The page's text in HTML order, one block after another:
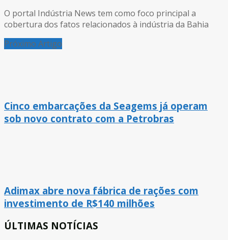
O portal Indústria News tem como foco principal a
cobertura dos fatos relacionados à indústria da Bahia
Próximo Artigo
Cinco embarcações da Seagems já operam
sob novo contrato com a Petrobras
Adimax abre nova fábrica de rações com
investimento de R$140 milhões
ÚLTIMAS NOTÍCIAS